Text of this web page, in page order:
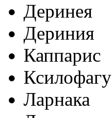
Деринея
Дериния
Каппарис
Ксилофагу
Ларнака